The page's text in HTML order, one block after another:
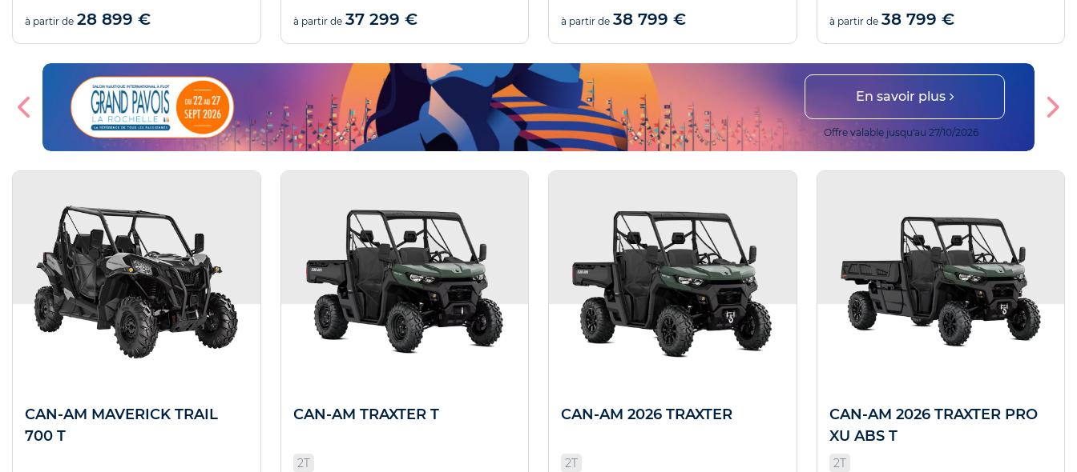
à partir de 28 899 € à partir de 37 299 € à partir de 38 799 € à partir de 38 799 €
En savoir plus
Offre valable jusqu'au 27/10/2026
CAN-AM MAVERICK TRAIL
700 T
CAN-AM TRAXTER T
2T
CAN-AM 2026 TRAXTER
2T
CAN-AM 2026 TRAXTER PRO
XU ABS T
2T